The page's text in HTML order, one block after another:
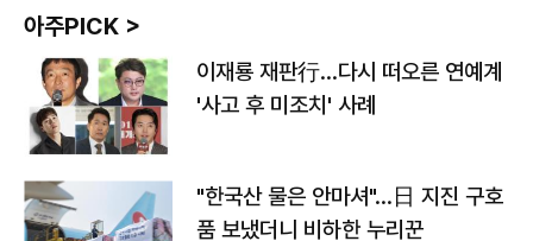
아주PICK >
이재룡 재판行…다시 떠오른 연예계
'사고 후 미조치' 사례
"한국산 물은 안마셔"…日 지진 구호
품 보냈더니 비하한 누리꾼